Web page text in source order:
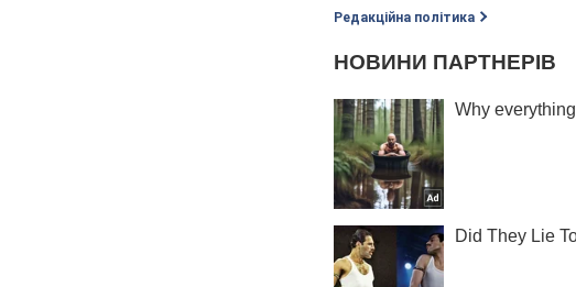
Редакційна політика